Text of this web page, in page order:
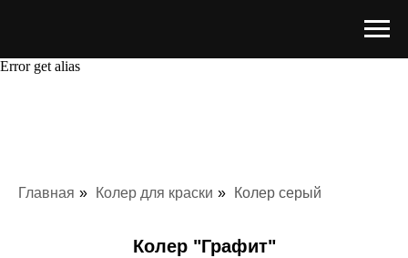
Error get alias
Главная » Колер для краски » Колер серый
Колер "Графит"